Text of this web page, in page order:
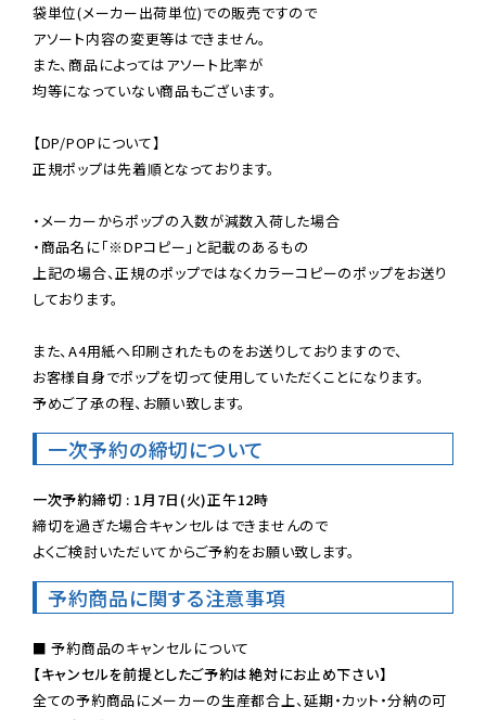
袋単位(メーカー出荷単位)での販売ですので
アソート内容の変更等はできません。
また、商品によってはアソート比率が
均等になっていない商品もございます。
【DP/POPについて】
正規ポップは先着順となっております。
・メーカーからポップの入数が減数入荷した場合
・商品名に「※DPコピー」と記載のあるもの
上記の場合、正規のポップではなくカラーコピーのポップをお送り
しております。
また、A4用紙へ印刷されたものをお送りしておりますので、
お客様自身でポップを切って使用していただくことになります。
予めご了承の程、お願い致します。
一次予約の締切について
一次予約締切 : 1月7日(火)正午12時
締切を過ぎた場合キャンセルはできませんので
よくご検討いただいてからご予約をお願い致します。
予約商品に関する注意事項
【キャンセルを前提としたご予約は絶対にお止め下さい】
全ての予約商品にメーカーの生産都合上、延期・カット・分納の可